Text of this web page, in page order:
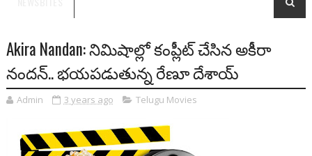
Akira Nandan: నిమిషాల్లో కంప్లీట్ చేసిన అకీరా
నంద‌న్‌.. భ‌య‌పడుతున్న రేణూ దేశాయ్‌
Admin 3 years ago Telugu Movies